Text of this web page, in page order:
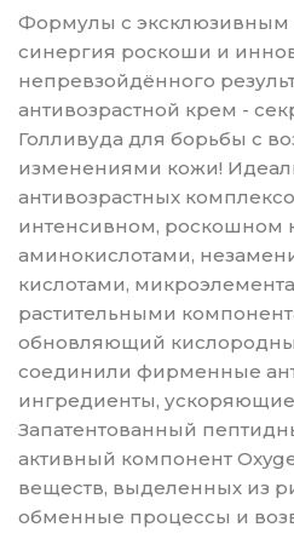
Формулы с
синергия роскоши и
непревзойдённого
антивозрастной крем -
Голливуда для борьбы с
изменениями кожи!
антивозрастных
интенсивном, роскошном
аминокислотами,
кислотами,
растительными
обновляющий
соединили фирменные
ингредиенты,
Запатентованный
активный компонент
веществ, выделенных из
обменные процессы и